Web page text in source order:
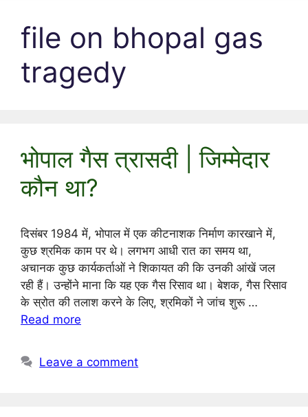
file on bhopal gas
tragedy
भोपाल गैस त्रासदी | जिम्मेदार
कौन था?
दिसंबर 1984 में, भोपाल में एक कीटनाशक निर्माण कारखाने में,
कुछ श्रमिक काम पर थे। लगभग आधी रात का समय था,
अचानक कुछ कार्यकर्ताओं ने शिकायत की कि उनकी आंखें जल
रही हैं। उन्होंने माना कि यह एक गैस रिसाव था। बेशक, गैस रिसाव
के स्रोत की तलाश करने के लिए, श्रमिकों ने जांच शुरू …
Read more
Leave a comment